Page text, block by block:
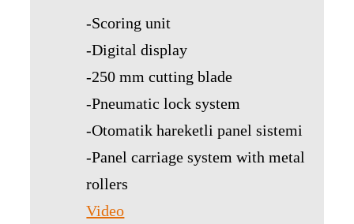
-Scoring unit
-Digital display
-250 mm cutting blade
-Pneumatic lock system
-Otomatik hareketli panel sistemi
-Panel carriage system with metal
rollers
Video